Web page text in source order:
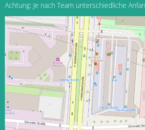
Achtung: Je nach Team unterschiedliche